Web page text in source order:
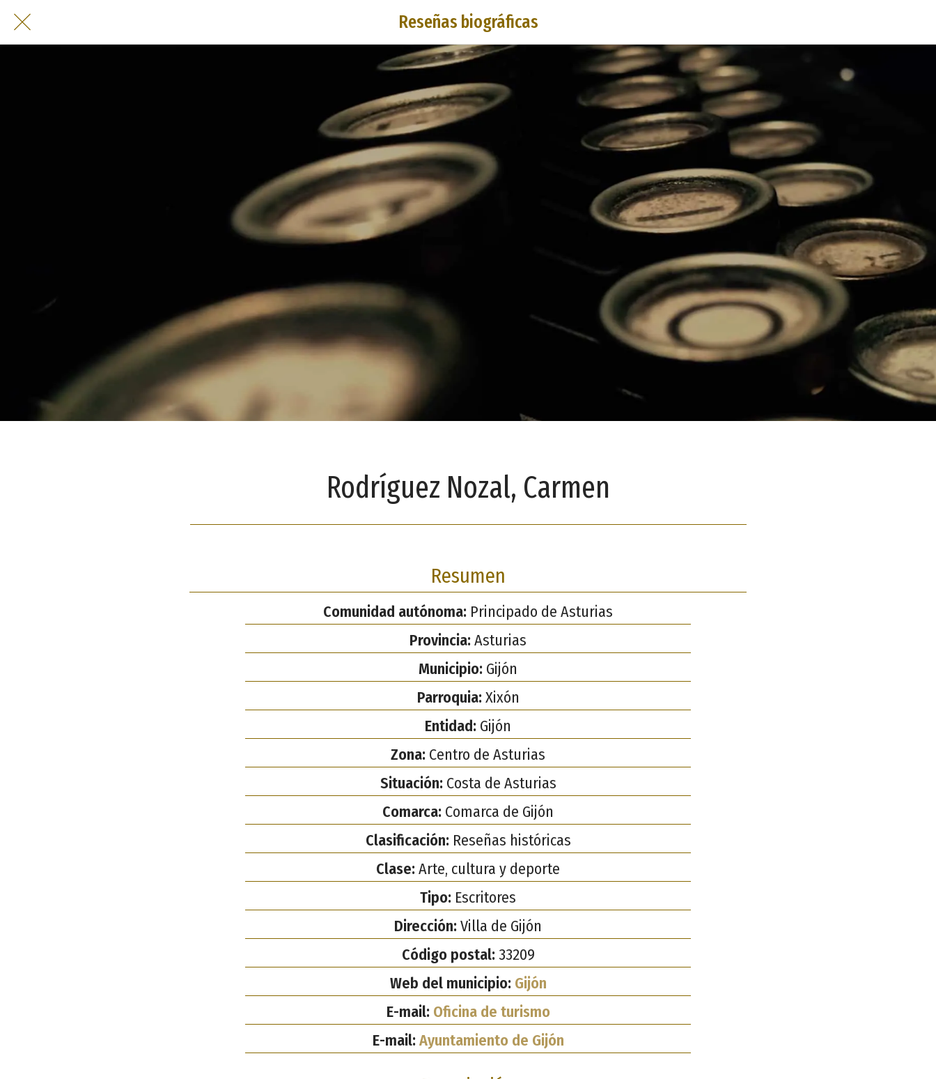
Reseñas biográficas
Rodríguez Nozal, Carmen
Resumen
Comunidad autónoma: Principado de Asturias
Provincia: Asturias
Municipio: Gijón
Parroquia: Xixón
Entidad: Gijón
Zona: Centro de Asturias
Situación: Costa de Asturias
Comarca: Comarca de Gijón
Clasificación: Reseñas históricas
Clase: Arte, cultura y deporte
Tipo: Escritores
Dirección: Villa de Gijón
Código postal: 33209
Web del municipio: Gijón
E-mail: Oficina de turismo
E-mail: Ayuntamiento de Gijón